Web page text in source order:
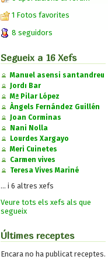
1 Fotos favorites
8 seguidors
Segueix a 16 Xefs
Manuel asensi santandreu
Jordı Bаr
Mª Pilar López
Àngels Fernández Guillén
Joan Corminas
Nani Nolla
Lourdes Xargayo
Meri Cuinetes
Carmen vives
Teresa Vives Mariné
... i 6 altres xefs
Veure tots els xefs als que
segueix
Últimes receptes
Encara no ha publicat receptes.